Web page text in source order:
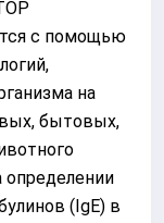
с помощью
на
бытовых,
определении
(IgE) в